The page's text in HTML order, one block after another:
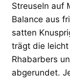
Streuseln auf
Balance aus
satten
trägt die
Rhabarbers
abgerundet.